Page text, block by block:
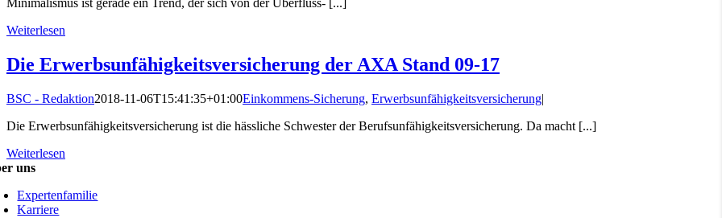
Minimalismus ist gerade ein Trend, der sich von der Überfluss- [...]
Weiterlesen
Die Erwerbsunfähigkeitsversicherung der AXA Stand 09-17
BSC - Redaktion2018-11-06T15:41:35+01:00Einkommens-Sicherung, Erwerbsunfähigkeitsversicherung|
Die Erwerbsunfähigkeitsversicherung ist die hässliche Schwester der Berufsunfähigkeitsversicherung. Da macht [...]
Weiterlesen
uns
Expertenfamilie
Karriere